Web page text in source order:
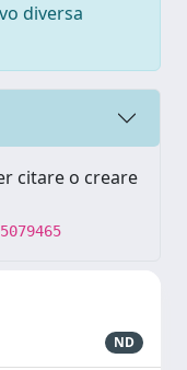
diversa
citare o creare
ND